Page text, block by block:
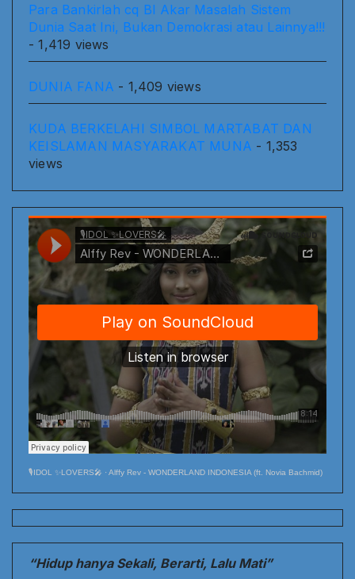
Para Bankirlah cq BI Akar Masalah Sistem
Dunia Saat Ini, Bukan Demokrasi atau Lainnya!!!
- 1,419 views
DUNIA FANA - 1,409 views
KUDA BERKELAHI SIMBOL MARTABAT DAN
KEISLAMAN MASYARAKAT MUNA - 1,353
views
🎙️IDOL ✨LOVERS🎤 · Alffy Rev - WONDERLAND INDONESIA (ft. Novia Bachmid)
“Hidup hanya Sekali, Berarti, Lalu Mati”